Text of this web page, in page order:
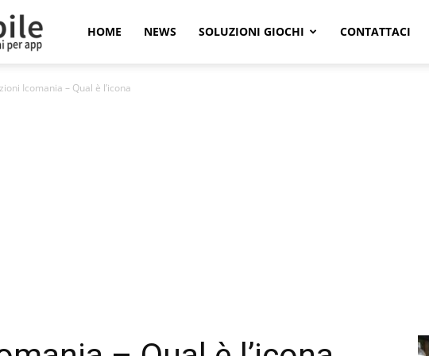
Super
Mobile
HOME NEWS SOLUZIONI GIOCHI CONTATTACI
Icomania – Qual è l’icona